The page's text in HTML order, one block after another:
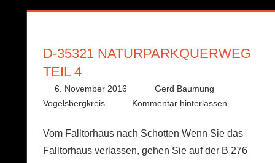
D-35321 NATURPARKQUERWEG
TEIL 4
6. November 2016
Gerd Baumung
Vogelsbergkreis
Kommentar hinterlassen
Vom Falltorhaus nach Schotten Wenn Sie das
Falltorhaus verlassen, gehen Sie auf der B 276